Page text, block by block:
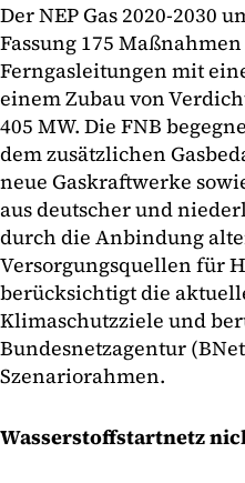
Der NEP Gas 2020-2030
Fassung 175
Ferngasleitungen mit
einem Zubau von
405 MW. Die FNB
dem zusätzlichen
neue Gaskraftwerke
aus deutscher und
durch die Anbindung
Versorgungsquellen für
berücksichtigt die
Klimaschutzziele und
Bundesnetzagentur
Szenariorahmen.
Wasserstoffstartnetz